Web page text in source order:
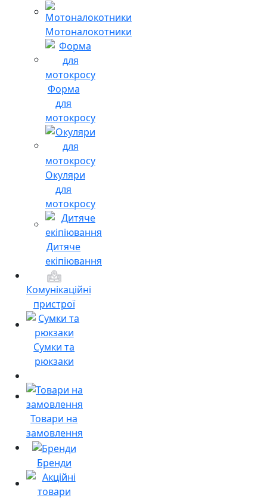
Мотоналокотники
Форма
для
мотокросу
Окуляри
для
мотокросу
Дитяче
екіпіювання
Комунікаційні
пристрої
Сумки та
рюкзаки
Товари на
замовлення
Бренди